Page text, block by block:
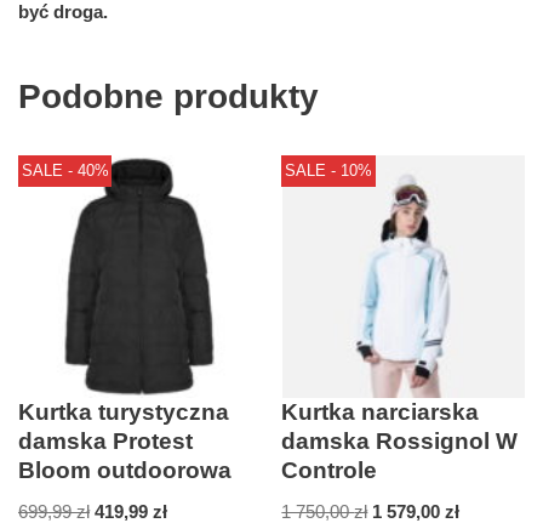
być droga.
Podobne produkty
SALE - 40%
Kurtka turystyczna
damska Protest
Bloom outdoorowa
699,99zł 419,99 zł
SALE - 10%
Kurtka narciarska
damska Rossignol W
Controle
1 750,00zł 1 579,00zł